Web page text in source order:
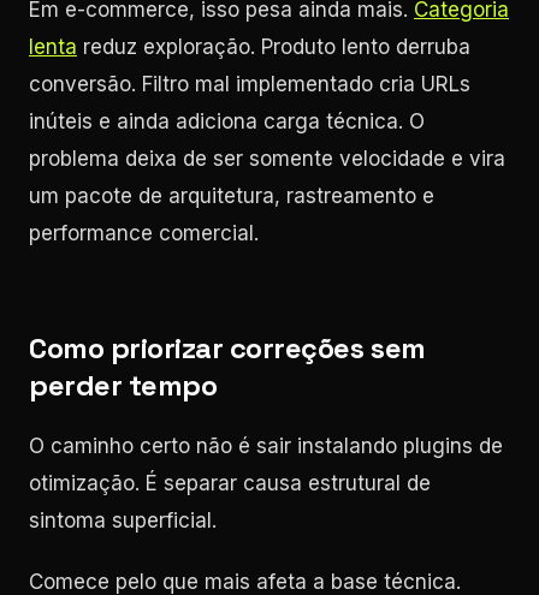
Em e-commerce, isso pesa ainda mais. Categoria
lenta reduz exploração. Produto lento derruba
conversão. Filtro mal implementado cria URLs
inúteis e ainda adiciona carga técnica. O
problema deixa de ser somente velocidade e vira
um pacote de arquitetura, rastreamento e
performance comercial.
Como priorizar correções sem
perder tempo
O caminho certo não é sair instalando plugins de
otimização. É separar causa estrutural de
sintoma superficial.
Comece pelo que mais afeta a base técnica.